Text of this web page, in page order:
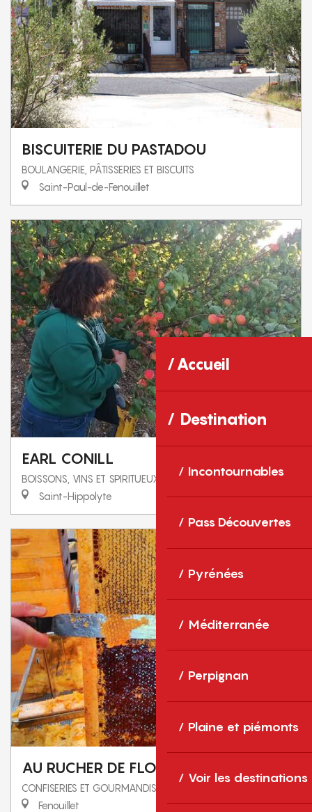
Accueil
Destination
Incontournables
Pass Découvertes
Pyrénées
Méditerranée
Perpignan
Plaine et piémonts
Voir les destinations
BISCUITERIE DU PASTADOU
BOULANGERIE, PÂTISSERIES ET BISCUITS
Saint-Paul-de-Fenouillet
EARL CONILL
BOISSONS, VINS ET SPIRITUEUX
Saint-Hippolyte
AU RUCHER DE FLORA
CONFISERIES ET GOURMANDISES
Fenouillet